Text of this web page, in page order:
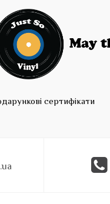
сертифікати